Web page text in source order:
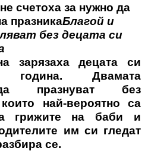
счетоха за нужно да
празникаБлагой и
без децата си
зарязаха децата си
Двамата
празнуват без
най-вероятно са
грижите на баби и
им си гледат
се.